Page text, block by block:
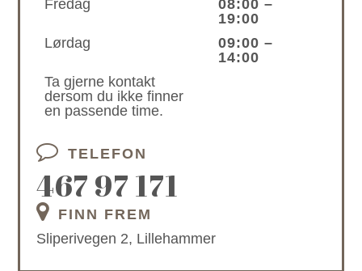
Fredag
08:00 –
19:00
Lørdag
09:00 –
14:00
Ta gjerne kontakt
dersom du ikke finner
en passende time.
TELEFON
467 97 171
FINN FREM
Sliperivegen 2, Lillehammer